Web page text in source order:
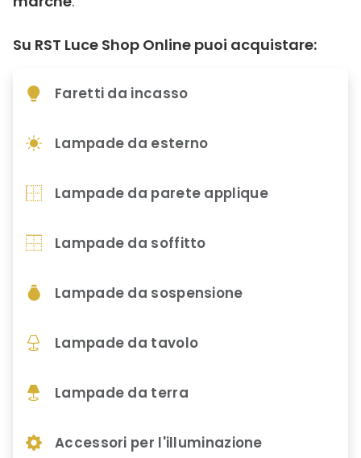
Su RST Luce Shop Online puoi acquistare:
Faretti da incasso
Lampade da esterno
Lampade da parete applique
Lampade da soffitto
Lampade da sospensione
Lampade da tavolo
Lampade da terra
Accessori per l'illuminazione